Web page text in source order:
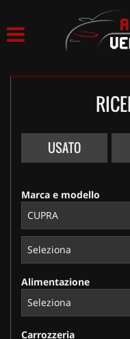
ASSISTENZAUSATO
Marca e modello
Alimentazione
Carrozzeria